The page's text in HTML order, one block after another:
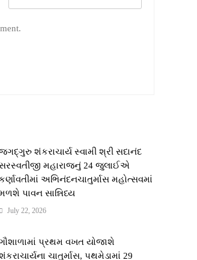
શંકરાચાર્ય સ્વામી શ્રી સદાનંદ
મહારાજનું 24 જુલાઈએ
અભિનંદનચાતુર્માસ મહોત્સવમાં
પાવન સાન્નિધ્ય
July 22, 2026
પ્રથમ વખત યોજાશે
ચાતુર્માસ, પથમેડામાં 29